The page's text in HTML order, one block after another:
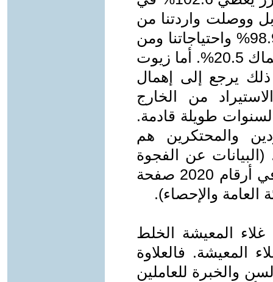
الي 90.7% فقط بل ووصلت واردتنا من
الفول الي 87.6% ومن العدس الي 98.9% واحتياجاتنا ومن
اللحوم الحمراء إلى 53.3% ومن الأسماك 20.5%. أما زيوت
أكثر من 90% كل ذلك يرجع إلى إهمال
من الخارج
طويلة قادمة.
والمحتكرين هم
عن الفجوة
الغذائية من الكتاب الاحصائي "مصر في أرقام 2020 صفحة
المعيشة الخلط
المعيشة. فالعلاوة
والخبرة للعاملين